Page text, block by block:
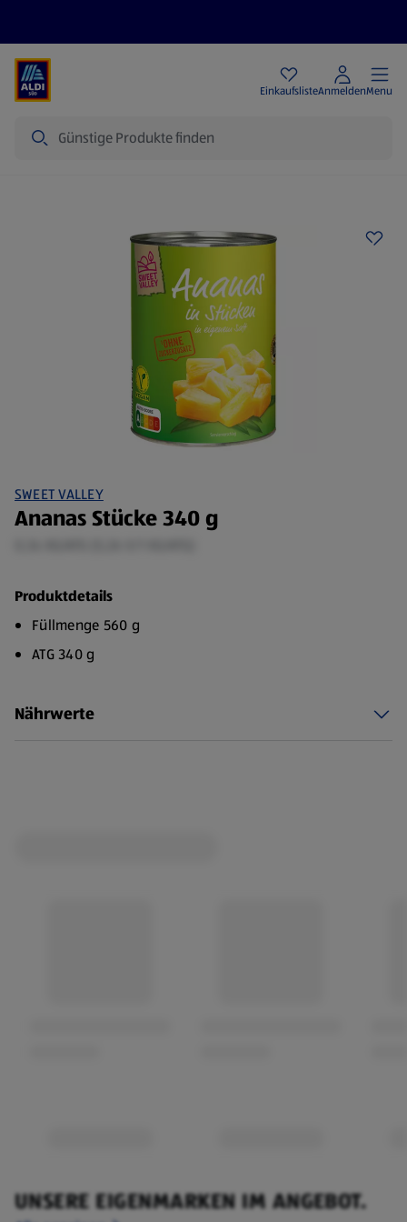
EinkaufslisteAnmeldenMenu
SWEET VALLEY
Ananas Stücke 340 g
Produktdetails
Füllmenge 560 g
ATG 340 g
Nährwerte
UNSERE EIGENMARKEN IM ANGEBOT.